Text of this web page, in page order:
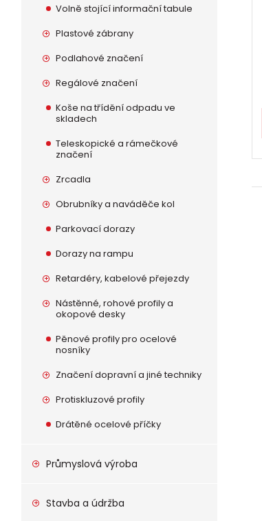
Volně stojící informační tabule
Plastové zábrany
Podlahové značení
Regálové značení
Koše na třídění odpadu ve
skladech
Teleskopické a rámečkové
značení
Zrcadla
Obrubníky a naváděče kol
Parkovací dorazy
Dorazy na rampu
Retardéry, kabelové přejezdy
Nástěnné, rohové profily a
okopové desky
Pěnové profily pro ocelové
nosníky
Značení dopravní a jiné techniky
Protiskluzové profily
Drátěné ocelové příčky
Průmyslová výroba
Stavba a údržba